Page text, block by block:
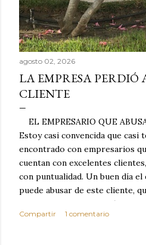
agosto 02, 2026
LA EMPRESA PERDIÓ
CLIENTE
EL EMPRESARIO QUE
Estoy casi convencida que casi
encontrado con empresarios
cuentan con excelentes
con puntualidad. Un buen día
puede abusar de este cliente,
dinero porque la mayoría de
tarde y en ocasiones ni abonan
Compartir 1 comentario